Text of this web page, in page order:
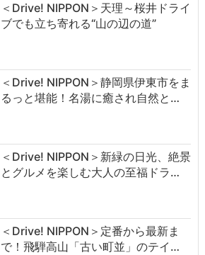
＜Drive! NIPPON＞天理～桜井ドライ
ブでも立ち寄れる“山の辺の道”
＜Drive! NIPPON＞静岡県伊東市をま
るっと堪能！名湯に癒され自然と…
＜Drive! NIPPON＞新緑の日光、絶景
とグルメを楽しむ大人の至福ドラ…
＜Drive! NIPPON＞定番から最新ま
で！飛騨高山「古い町並」のテイ…